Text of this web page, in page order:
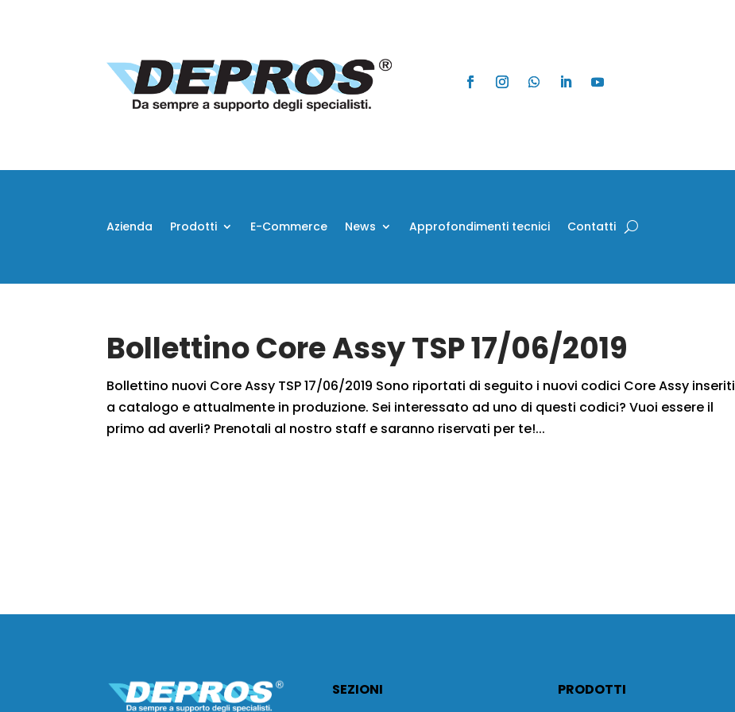
Azienda Prodotti E-Commerce News Approfondimenti tecnici Contatti
Bollettino Core Assy TSP 17/06/2019
Bollettino nuovi Core Assy TSP 17/06/2019 Sono riportati di seguito i nuovi codici Core Assy inseriti
a catalogo e attualmente in produzione. Sei interessato ad uno di questi codici? Vuoi essere il
primo ad averli? Prenotali al nostro staff e saranno riservati per te!...
SEZIONI
PRODOTTI